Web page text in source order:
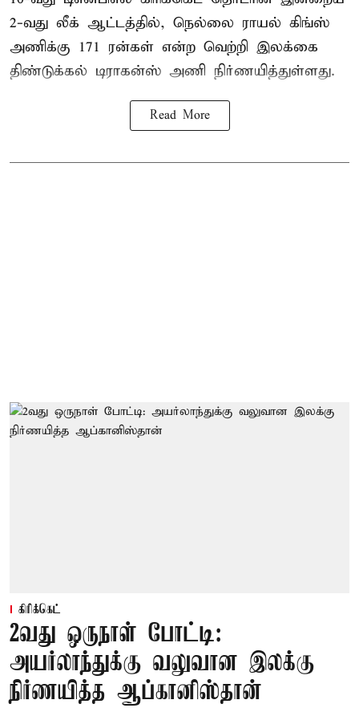
2-வது லீக் ஆட்டத்தில், நெல்லை ராயல் கிங்ஸ்
அணிக்கு 171 ரன்கள் என்ற வெற்றி இலக்கை
திண்டுக்கல் டிராகன்ஸ் அணி நிர்ணயித்துள்ளது.
Read More
கிரிக்கெட்
2வது ஒருநாள் போட்டி:
அயர்லாந்துக்கு வலுவான இலக்கு
நிர்ணயித்த ஆப்கானிஸ்தான்